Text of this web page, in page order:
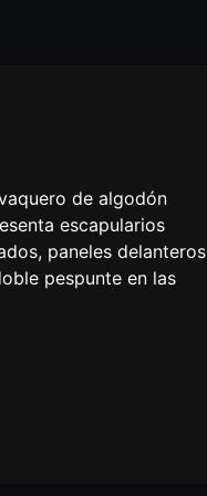
de algodón
escapularios
paneles delanteros
pespunte en las